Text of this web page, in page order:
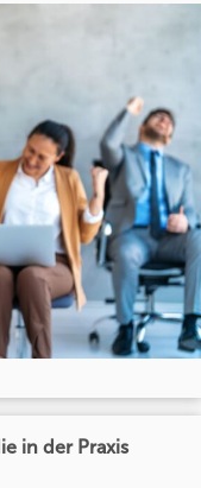
in der Praxis